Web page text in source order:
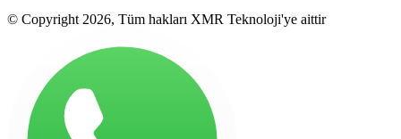
© Copyright 2026, Tüm hakları XMR Teknoloji'ye aittir